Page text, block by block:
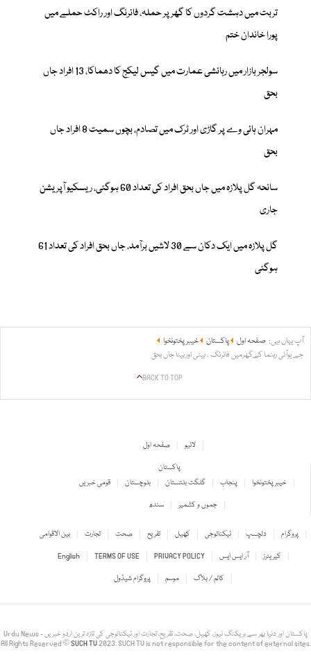
تربت میں دہشت گردوں کا گھر پر حملہ، فائرنگ اور راکٹ حملے میں
پورا خاندان ختم
سولجر بازار میں رہائشی عمارت میں گیس لیکج کا دھماکا، 13 افراد جاں
بحق
مہران ہائی وے پر گاڑی اور ٹرک میں تصادم، بچوں سمیت 8 افراد جاں
بحق
سانحہ گل پلازہ میں جاں بحق افراد کی تعداد 60 ہوگئی، ریسکیو آپریشن
جاری
گل پلازہ میں ایک دکان سے 30 لاشیں برآمد، جاں بحق افراد کی تعداد 61
ہوگئی
آپ یہاں ہیں: صفحہ اول پاکستان
خیبر پختونخوا
جے یوآئی رہنما کےگھرمیں فائرنگ ، بیٹی اوربیٹا جاں بحق
BACK TO TOP
صفحہ اول
لائیو
پاکستان
قومی خبریں
بلوچستان گلگت بلتستان پنجاب
خیبر پختونخوا
سندھ
جموں و کشمیر
بین الاقوامی تجارت صحت تفریح کھیل ٹیکنالوجی دلچسپ
پروگرام
English
TERMS OF USE PRIVACY POLICY آر ایس ایس
کیریئرز
پروگرام شیڈول
موسم کالم / بلاگ
Urdu News - پاکستان اور دنیا بھر سے بریکنگ نیوز، کھیل، صحت، تفریح، تجارت اور ٹیکنالوجی کی تازہ ترین اردو خبریں
All Rights Reserved ©SUCH TV2023. SUCH TV is not responsible for the content of external sites.